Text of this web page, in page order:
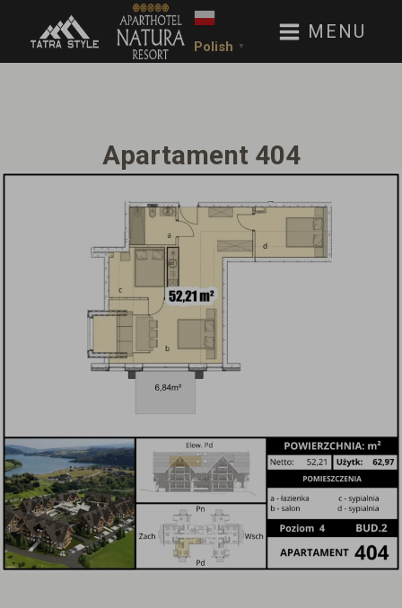
Polish ▼
MENU
Apartament 404